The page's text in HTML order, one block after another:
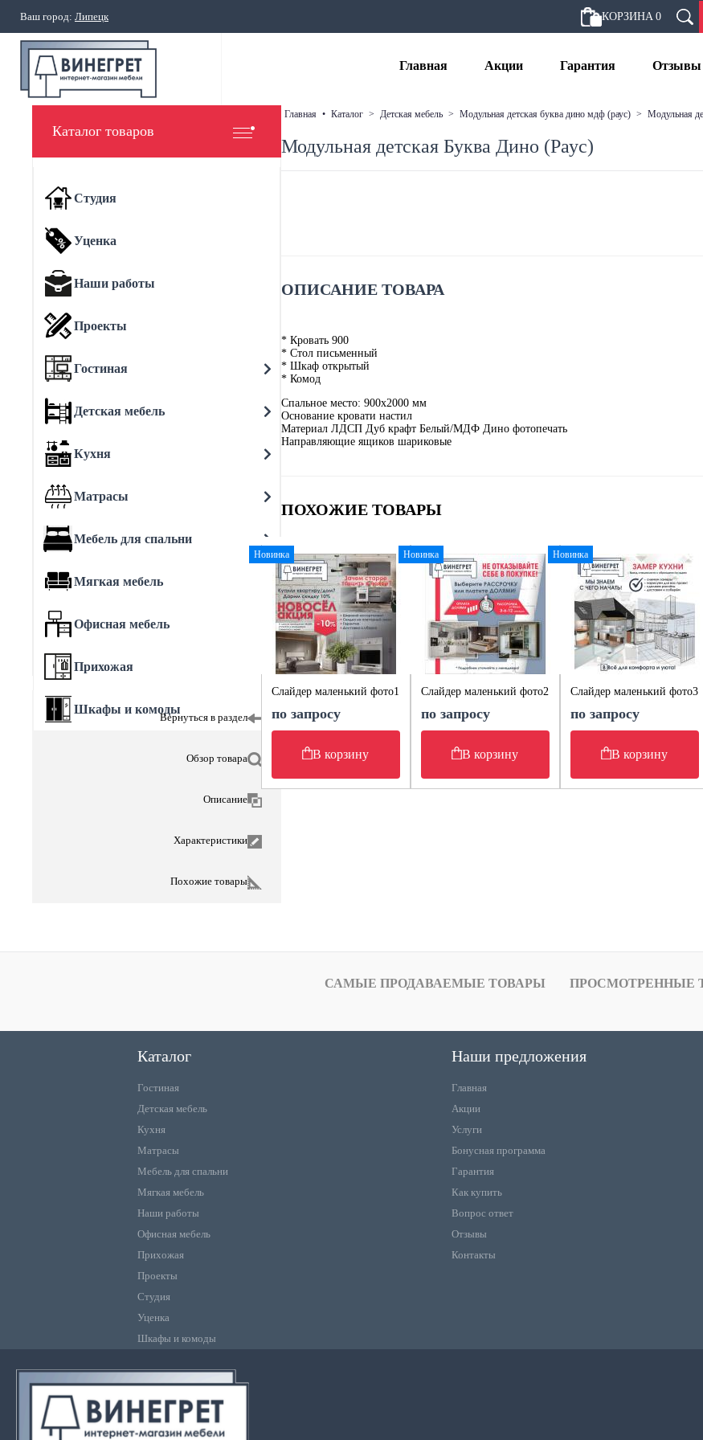
Ваш город: Липецк КОРЗИНА 0
Главная Акции Гарантия Отзывы
Каталог товаров
Студия
Уценка
Наши работы
Проекты
Гостиная
Детская мебель
Кухня
Матрасы
Мебель для спальни
Мягкая мебель
Офисная мебель
Прихожая
Шкафы и комоды
Вернуться в раздел
Обзор товара
Описание
Характеристики
Похожие товары
главная • каталог > детская мебель > модульная детская буква дино мдф (раус) > модульная
Модульная детская Буква Дино (Раус)
ОПИСАНИЕ ТОВАРА
* Кровать 900
* Стол письменный
* Шкаф открытый
* Комод
Спальное место: 900x2000 мм
Основание кровати настил
Материал ЛДСП Дуб крафт Белый/МДФ Дино фотопечать
Направляющие ящиков шариковые
ПОХОЖИЕ ТОВАРЫ
Новинка
Слайдер маленький фото1
по запросу
В корзину
Новинка
Слайдер маленький фото2
по запросу
В корзину
Новинка
Слайдер маленький фото3
по запросу
В корзину
САМЫЕ ПРОДАВАЕМЫЕ ТОВАРЫ ПРОСМОТРЕННЫЕ
Каталог
Гостиная
Детская мебель
Кухня
Матрасы
Мебель для спальни
Мягкая мебель
Наши работы
Офисная мебель
Прихожая
Проекты
Студия
Уценка
Шкафы и комоды
Наши предложения
Главная
Акции
Услуги
Бонусная программа
Гарантия
Как купить
Вопрос ответ
Отзывы
Контакты